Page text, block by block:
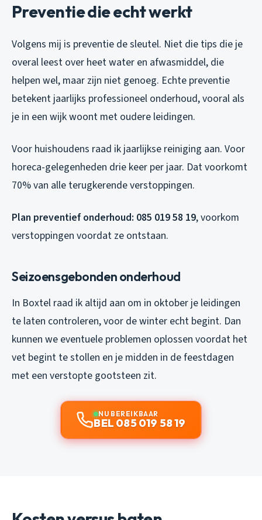
Preventie die echt werkt
Volgens mij is preventie de sleutel. Niet die tips die je
overal leest over heet water en afwasmiddel, die
helpen wel, maar zijn niet genoeg. Echte preventie
betekent jaarlijks professioneel onderhoud, vooral als
je in een wijk woont met oudere leidingen.
Voor huishoudens raad ik jaarlijkse reiniging aan. Voor
horeca-gelegenheden drie keer per jaar. Dat voorkomt
70% van alle terugkerende verstoppingen.
Plan preventief onderhoud: 085 019 58 19, voorkom
verstoppingen voordat ze ontstaan.
Seizoensgebonden onderhoud
In Boxtel raad ik altijd aan om in oktober je leidingen
te laten controleren, voor de winter echt begint. Dan
kunnen we eventuele problemen oplossen voordat het
vet begint te stollen en je midden in de feestdagen
met een verstopte gootsteen zit.
NU BEREIKBAAR
BEL 085 019 58 19